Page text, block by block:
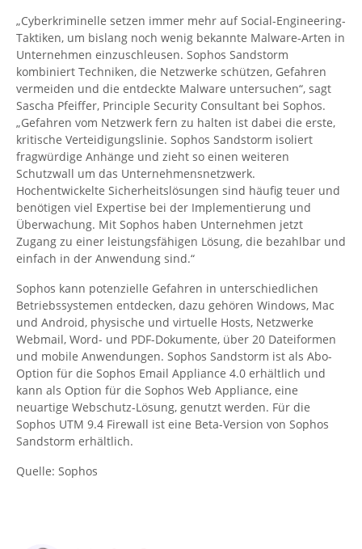
„Cyberkriminelle setzen immer mehr auf Social-Engineering-
Taktiken, um bislang noch wenig bekannte Malware-Arten in
Unternehmen einzuschleusen. Sophos Sandstorm
kombiniert Techniken, die Netzwerke schützen, Gefahren
vermeiden und die entdeckte Malware untersuchen“, sagt
Sascha Pfeiffer, Principle Security Consultant bei Sophos.
„Gefahren vom Netzwerk fern zu halten ist dabei die erste,
kritische Verteidigungslinie. Sophos Sandstorm isoliert
fragwürdige Anhänge und zieht so einen weiteren
Schutzwall um das Unternehmensnetzwerk.
Hochentwickelte Sicherheitslösungen sind häufig teuer und
benötigen viel Expertise bei der Implementierung und
Überwachung. Mit Sophos haben Unternehmen jetzt
Zugang zu einer leistungsfähigen Lösung, die bezahlbar und
einfach in der Anwendung sind.“
Sophos kann potenzielle Gefahren in unterschiedlichen
Betriebssystemen entdecken, dazu gehören Windows, Mac
und Android, physische und virtuelle Hosts, Netzwerke
Webmail, Word- und PDF-Dokumente, über 20 Dateiformen
und mobile Anwendungen. Sophos Sandstorm ist als Abo-
Option für die Sophos Email Appliance 4.0 erhältlich und
kann als Option für die Sophos Web Appliance, eine
neuartige Webschutz-Lösung, genutzt werden. Für die
Sophos UTM 9.4 Firewall ist eine Beta-Version von Sophos
Sandstorm erhältlich.
Quelle: Sophos